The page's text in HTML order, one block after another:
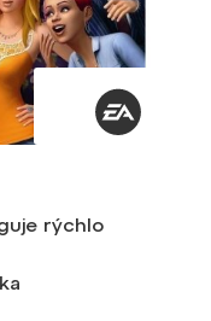
rýchlo